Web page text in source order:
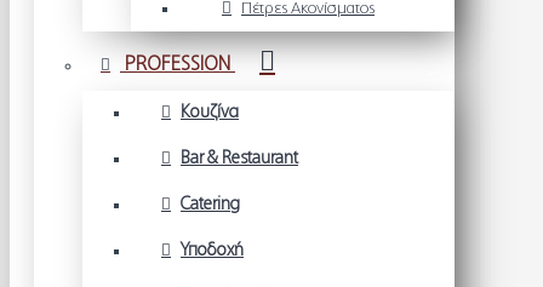
Πέτρες Ακονίσματος
PROFESSION
Κουζίνα
Bar & Restaurant
Catering
Υποδοχή